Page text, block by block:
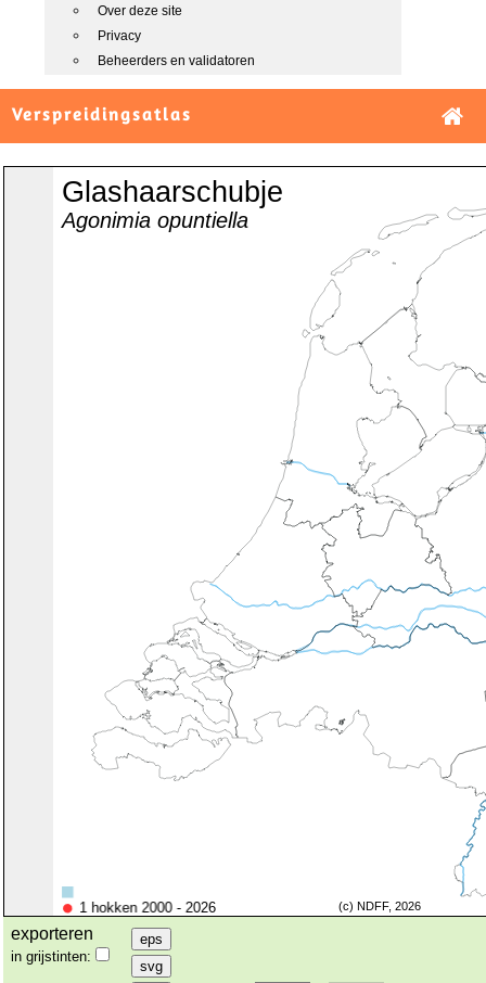
Over deze site
Privacy
Beheerders en validatoren
Verspreidingsatlas